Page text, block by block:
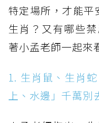
特定場所，才能平
生肖？又有哪些
著小孟老師一起來
1. 生肖鼠、生肖
上、水邊」千萬別